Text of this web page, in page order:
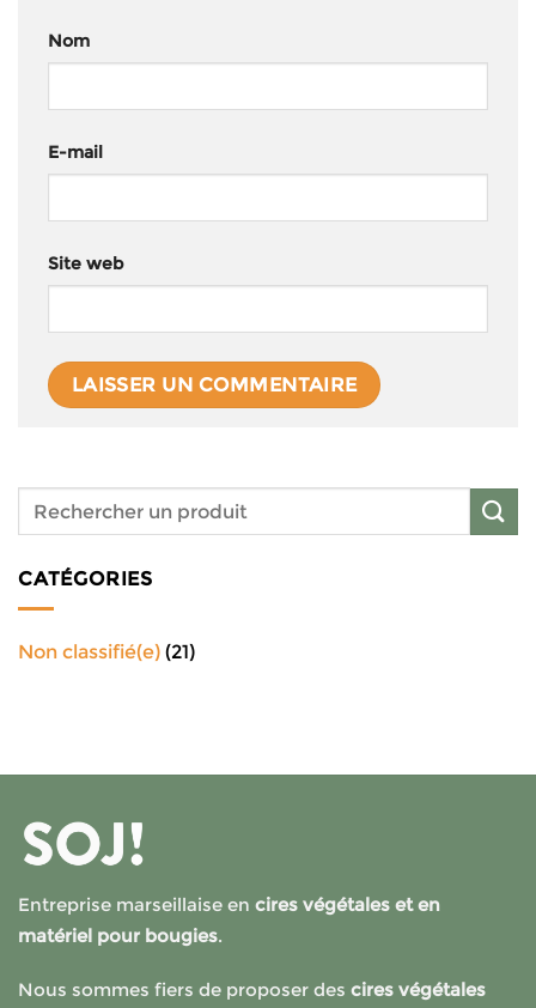
Nom
E-mail
Site web
CATÉGORIES
Non classifié(e) (21)
Entreprise marseillaise en cires végétales et en
matériel pour bougies.
Nous sommes fiers de proposer des cires végétales